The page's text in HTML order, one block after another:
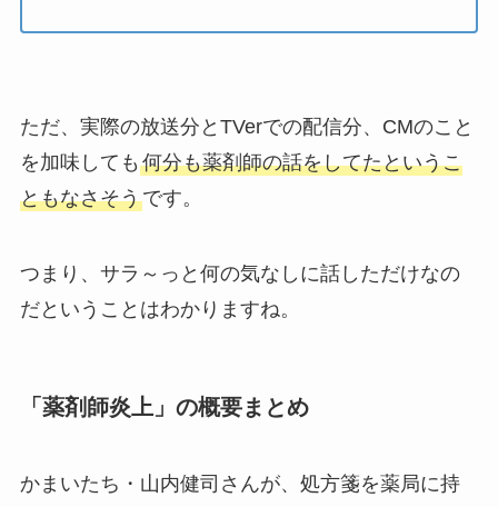
ただ、実際の放送分とTVerでの配信分、CMのこと
を加味しても 何分も薬剤師の話をしてたというこ
ともなさそうです。
つまり、サラ～っと何の気なしに話しただけなの
だということはわかりますね。
「薬剤師炎上」の概要まとめ
かまいたち・山内健司さんが、処方箋を薬局に持